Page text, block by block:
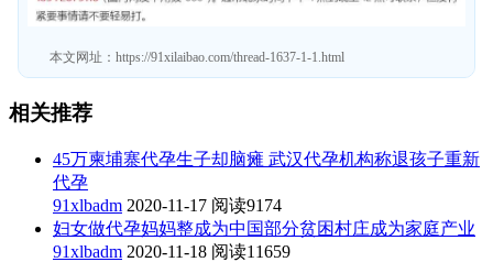
本文网址： https://91xilaibao.com/thread-1637-1-1.html
相关推荐
45万柬埔寨代孕生子却脑瘫 武汉代孕机构称退孩子重新
代孕
91xlbadm 2020-11-17 阅读9174
妇女做代孕妈妈整成为中国部分贫困村庄成为家庭产业
91xlbadm 2020-11-18 阅读11659